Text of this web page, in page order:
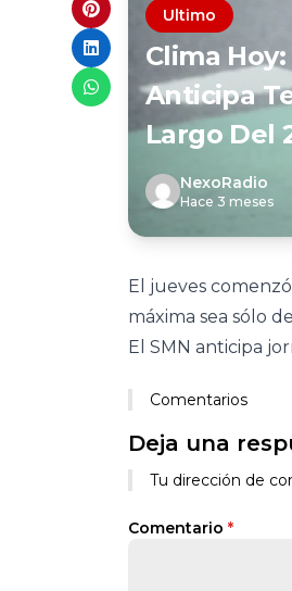
Ultimo
Clima
Anticipa
Largo Del
NexoRadio
Hace 3 meses
El jueves
máxima sea sólo
El SMN anticipa
Comentarios
Deja una
Tu dirección de
Comentario *